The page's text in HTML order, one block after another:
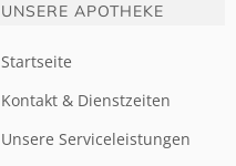
UNSERE APOTHEKE
Startseite
Kontakt & Dienstzeiten
Unsere Serviceleistungen